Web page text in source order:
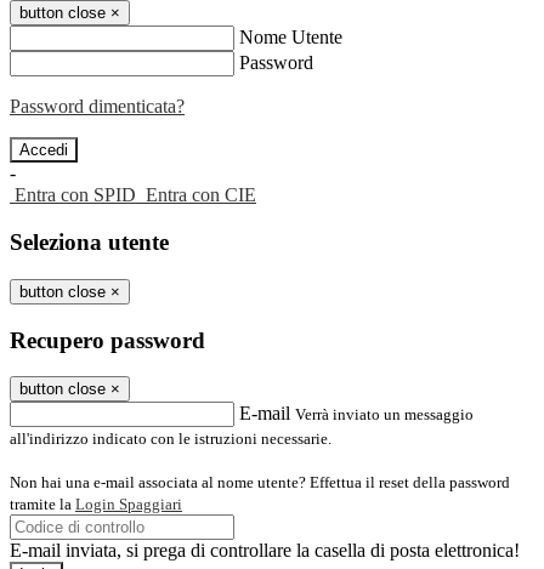
button close ×
Nome Utente
Password
Password dimenticata?
-
Entra con SPID Entra con CIE
Seleziona utente
button close ×
Recupero password
button close ×
E-mail Verrà inviato un messaggio
all'indirizzo indicato con le istruzioni necessarie.
Non hai una e-mail associata al nome utente? Effettua il reset della password
tramite la Login Spaggiari
E-mail inviata, si prega di controllare la casella di posta elettronica!